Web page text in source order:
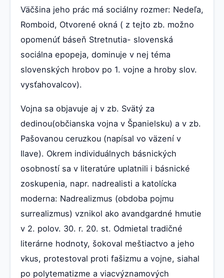
Väčšina jeho prác má sociálny rozmer: Nedeľa,
Romboid, Otvorené okná ( z tejto zb. možno
opomenúť báseň Stretnutia- slovenská
sociálna epopeja, dominuje v nej téma
slovenských hrobov po 1. vojne a hroby slov.
vysťahovalcov).
Vojna sa objavuje aj v zb. Svätý za
dedinou(občianska vojna v Španielsku) a v zb.
Pašovanou ceruzkou (napísal vo väzení v
Ilave). Okrem individuálnych básnických
osobností sa v literatúre uplatnili i básnické
zoskupenia, napr. nadrealisti a katolícka
moderna: Nadrealizmus (obdoba pojmu
surrealizmus) vznikol ako avandgardné hmutie
v 2. polov. 30. r. 20. st. Odmietal tradičné
literárne hodnoty, šokoval meštiactvo a jeho
vkus, protestoval proti fašizmu a vojne, siahal
po polytematizme a viacvýznamových